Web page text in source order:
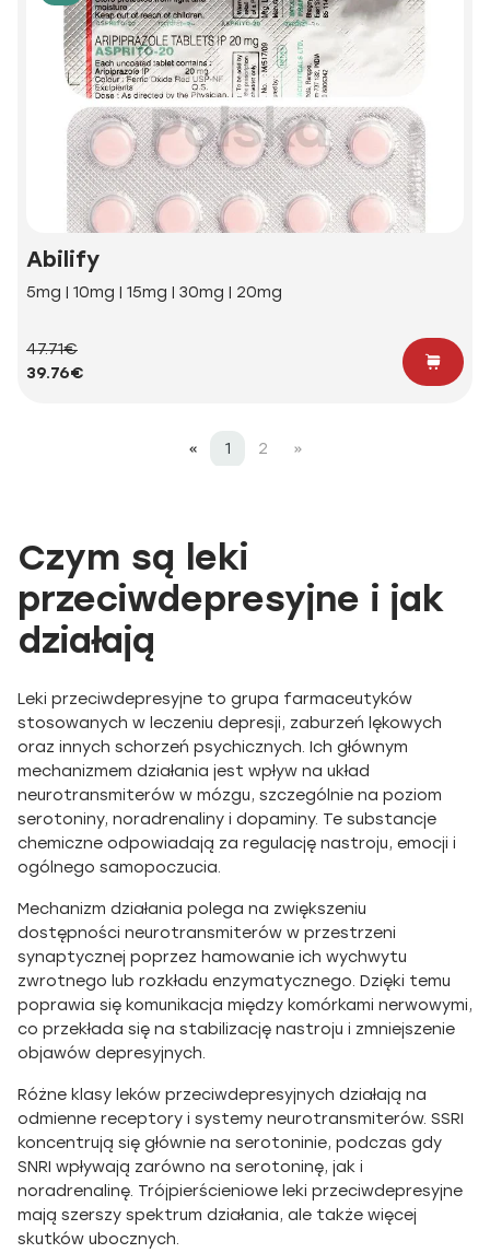
Abilify
5mg | 10mg | 15mg | 30mg | 20mg
47.71€
39.76€
« 1 2 »
Czym są leki
przeciwdepresyjne i jak
działają
Leki przeciwdepresyjne to grupa farmaceutyków
stosowanych w leczeniu depresji, zaburzeń lękowych
oraz innych schorzeń psychicznych. Ich głównym
mechanizmem działania jest wpływ na układ
neurotransmiterów w mózgu, szczególnie na poziom
serotoniny, noradrenaliny i dopaminy. Te substancje
chemiczne odpowiadają za regulację nastroju, emocji i
ogólnego samopoczucia.
Mechanizm działania polega na zwiększeniu
dostępności neurotransmiterów w przestrzeni
synaptycznej poprzez hamowanie ich wychwytu
zwrotnego lub rozkładu enzymatycznego. Dzięki temu
poprawia się komunikacja między komórkami nerwowymi,
co przekłada się na stabilizację nastroju i zmniejszenie
objawów depresyjnych.
Różne klasy leków przeciwdepresyjnych działają na
odmienne receptory i systemy neurotransmiterów. SSRI
koncentrują się głównie na serotoninie, podczas gdy
SNRI wpływają zarówno na serotoninę, jak i
noradrenalinę. Trójpierścieniowe leki przeciwdepresyjne
mają szerszy spektrum działania, ale także więcej
skutków ubocznych.